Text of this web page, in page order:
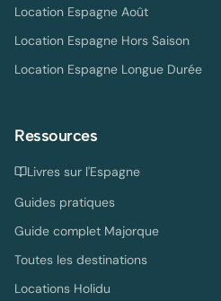
Location Espagne Août
Location Espagne Hors Saison
Location Espagne Longue Durée
Ressources
Livres sur l'Espagne
Guides pratiques
Guide complet Majorque
Toutes les destinations
Locations Holidu